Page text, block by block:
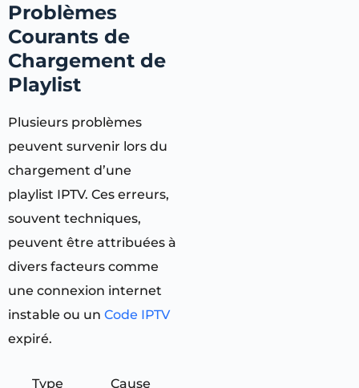
Problèmes
Courants de
Chargement de
Playlist
Plusieurs problèmes
peuvent survenir lors du
chargement d’une
playlist IPTV. Ces erreurs,
souvent techniques,
peuvent être attribuées à
divers facteurs comme
une connexion internet
instable ou un Code IPTV
expiré.
Type Cause